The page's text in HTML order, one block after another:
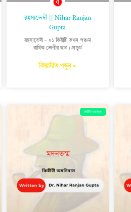
রহস্যভেদী || Nihar Ranjan
Gupta
রহস্যভেদী – ০১ কিরীটী তখন পঞ্চম
বার্ষিক শ্রেণীর ছাত্র। প্রাচুর্য
বিস্তারিত পড়ুন »
কিরীটী অমনিবাস